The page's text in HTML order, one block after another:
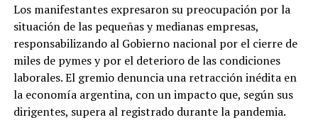
Los manifestantes expresaron su preocupación por la
situación de las pequeñas y medianas empresas,
responsabilizando al Gobierno nacional por el cierre de
miles de pymes y por el deterioro de las condiciones
laborales. El gremio denuncia una retracción inédita en
la economía argentina, con un impacto que, según sus
dirigentes, supera al registrado durante la pandemia.